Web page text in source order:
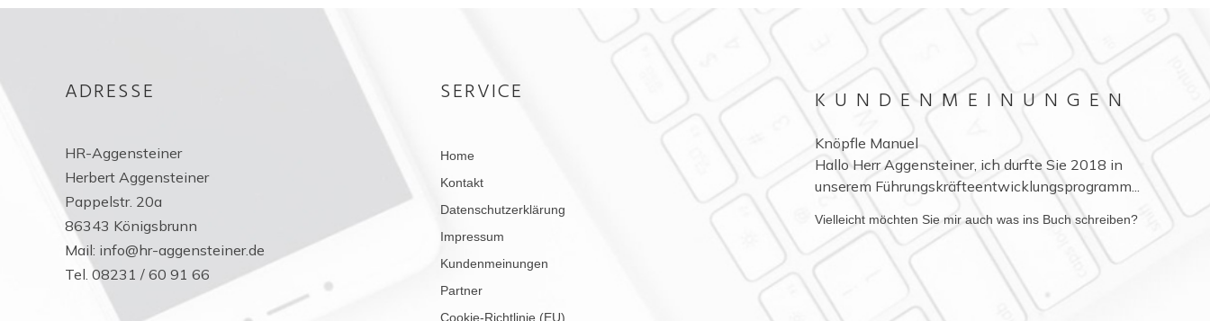
ADRESSE
HR-Aggensteiner
Herbert Aggensteiner
Pappelstr. 20a
86343 Königsbrunn
Mail: info@hr-aggensteiner.de
Tel. 08231 / 60 91 66
SERVICE
Home
Kontakt
Datenschutzerklärung
Impressum
Kundenmeinungen
Partner
Cookie-Richtlinie (EU)
KUNDENMEINUNGEN
Knöpfle Manuel
Hallo Herr Aggensteiner, ich durfte Sie 2018 in
unserem Führungskräfteentwicklungsprogramm...
Hubert Ralf Peters
Sehr geehrter Herr Aggensteiner, seit Beginn von
HR-Aggensteiner hatten und...
Vielleicht möchten Sie mir auch was ins Buch schreiben?